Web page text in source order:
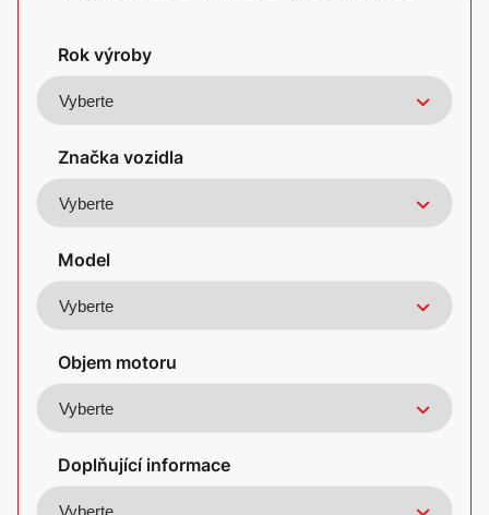
Americké vozy
Rok výroby
Značka vozidla
Model
Objem motoru
Doplňující informace